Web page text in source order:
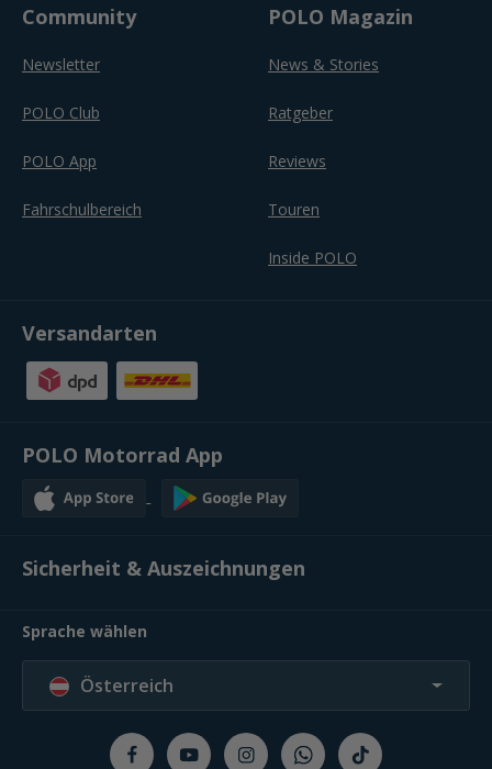
Community
Newsletter
POLO Club
POLO App
Fahrschulbereich
POLO Magazin
News & Stories
Ratgeber
Reviews
Touren
Inside POLO
Versandarten
POLO Motorrad App
Sicherheit & Auszeichnungen
Sprache wählen